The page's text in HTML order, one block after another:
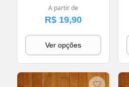
A partir de
R$ 19,90
Ver opções